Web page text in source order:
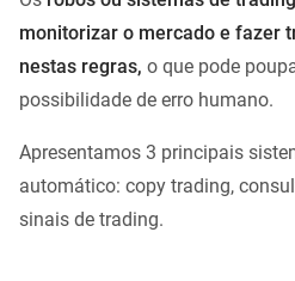
monitorizar o mercado e fazer
nestas regras, o que pode
possibilidade de erro humano.
Apresentamos 3 principais
automático: copy trading,
sinais de trading.